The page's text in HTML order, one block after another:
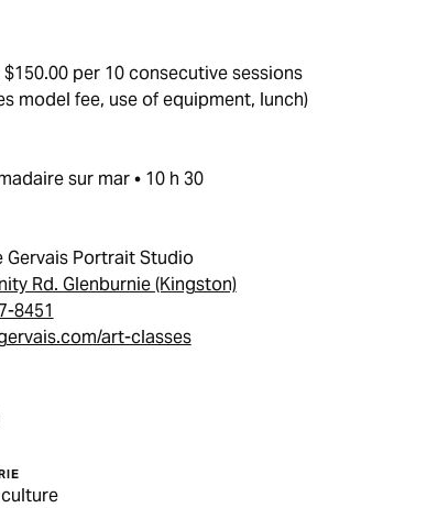
per 10 consecutive sessions
model fee, use of equipment, lunch)
sur mar • 10 h 30
Gervais Portrait Studio
Rd. Glenburnie (Kingston)
8451
art-classes